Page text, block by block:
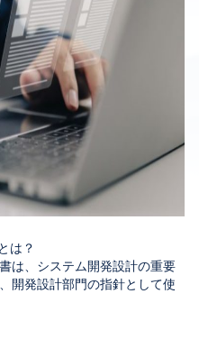
は？
は、システム開発設計の重要
開発設計部門の指針として使